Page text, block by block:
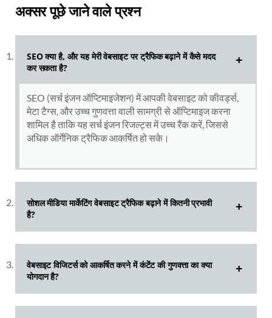
अक्सर पूछे जाने वाले प्रश्न
SEO क्या है, और यह मेरी वेबसाइट पर ट्रैफिक बढ़ाने में कैसे मदद
कर सकता है?
SEO (सर्च इंजन ऑप्टिमाइजेशन) में आपकी वेबसाइट को कीवर्ड्स,
मेटा टैग्स, और उच्च गुणवत्ता वाली सामग्री से ऑप्टिमाइज करना
शामिल है ताकि यह सर्च इंजन रिजल्ट्स में उच्च रैंक करें, जिससे
अधिक ऑर्गेनिक ट्रैफिक आकर्षित हो सके।
सोशल मीडिया मार्केटिंग वेबसाइट ट्रैफिक बढ़ाने में कितनी प्रभावी
है?
वेबसाइट विजिटर्स को आकर्षित करने में कंटेंट की गुणवत्ता का क्या
योगदान है?